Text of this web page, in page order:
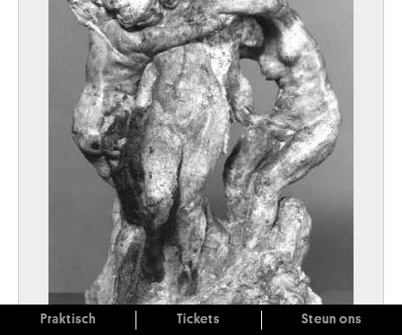
Praktisch Tickets Steun ons